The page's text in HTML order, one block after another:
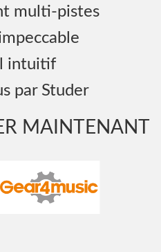
multi-pistes
intuitif
par Studer
MAINTENANT